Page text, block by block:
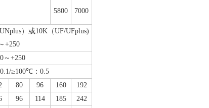
5800 7000
）或10K（UF/UFplus)
～+250
～+250
≥100℃：0.5
80 96 160
192
96 114 185
242